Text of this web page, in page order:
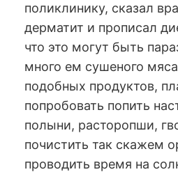
поликлинику, сказал
дерматит и прописал
что это могут быть
много ем сушеного
подобных продуктов,
попробовать попить
полыни, расторопши,
почистить так скажем
проводить время на